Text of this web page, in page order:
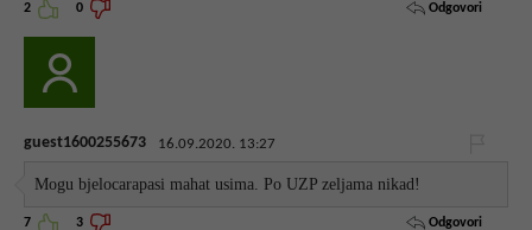
2 0 Odgovori
guest1600255673 16.09.2020. 13:27
Mogu bjelocarapasi mahat usima. Po UZP zeljama nikad!
7 3 Odgovori